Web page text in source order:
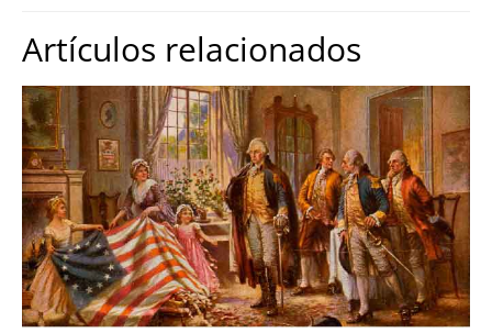
Artículos relacionados